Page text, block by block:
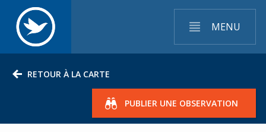
MENU
RETOUR À LA CARTE
PUBLIER UNE OBSERVATION